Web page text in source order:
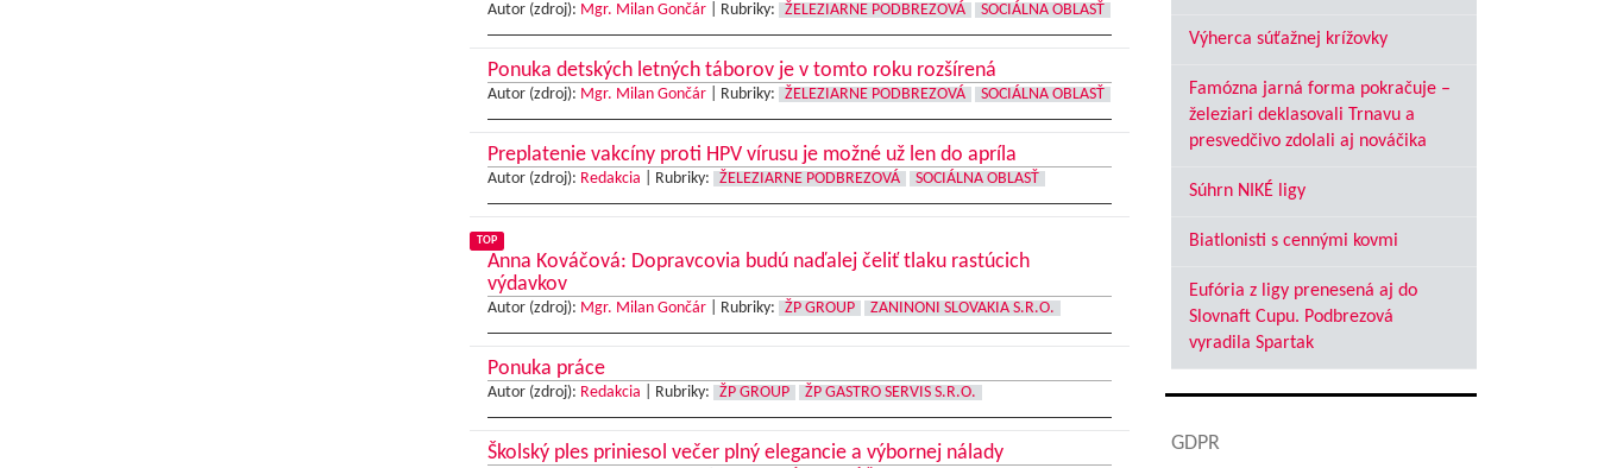
Autor (zdroj): Mgr. Milan Gončár| Rubriky: ŽELEZIARNE PODBREZOVÁ SOCIÁLNA OBLASŤ
Ponuka detských letných táborov je v tomto roku rozšírená
Autor (zdroj): Mgr. Milan Gončár| Rubriky: ŽELEZIARNE PODBREZOVÁ SOCIÁLNA OBLASŤ
Preplatenie vakcíny proti HPV vírusu je možné už len do apríla
Autor (zdroj): Redakcia Rubriky: ŽELEZIARNE PODBREZOVÁ SOCIÁLNA OBLASŤ
TOP
Anna Kováčová: Dopravcovia budú naďalej čeliť tlaku rastúcich
výdavkov
Autor (zdroj): Mgr. Milan Gončár| Rubriky: ŽP GROUP ZANINONI SLOVAKIA S.R.O.
Ponuka práce
Autor (zdroj): Redakcia Rubriky: ŽP GROUP ŽP GASTRO SERVIS S.R.O.
Školský ples priniesol večer plný elegancie a výbornej nálady
Výherca súťažnej krížovky
Famózna jarná forma pokračuje –
železiari deklasovali Trnavu a
presvedčivo zdolali aj nováčika
Súhrn NIKÉ ligy
Biatlonisti s cennými kovmi
Eufória z ligy prenesená aj do
Slovnaft Cupu. Podbrezová
vyradila Spartak
GDPR